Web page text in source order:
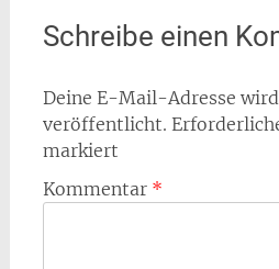
Schreibe einen
Deine E-Mail-Adresse
veröffentlicht.
markiert
Kommentar *